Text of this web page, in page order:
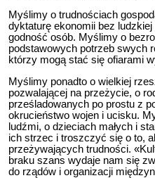
Myślimy o trudnościach
dyktaturę ekonomii bez
godność osób. Myślimy o
podstawowych potrzeb swych
którzy mogą stać się ofiarami
Myślimy ponadto o wielkiej
pozwalającej na przeżycie, o
prześladowanych po prostu z
okrucieństwo wojen i ucisku.
ludźmi, o dzieciach małych i
ich strzec i troszczyć się o to,
przeżywających trudności.
braku szans wydaje nam się
do rządów i organizacji